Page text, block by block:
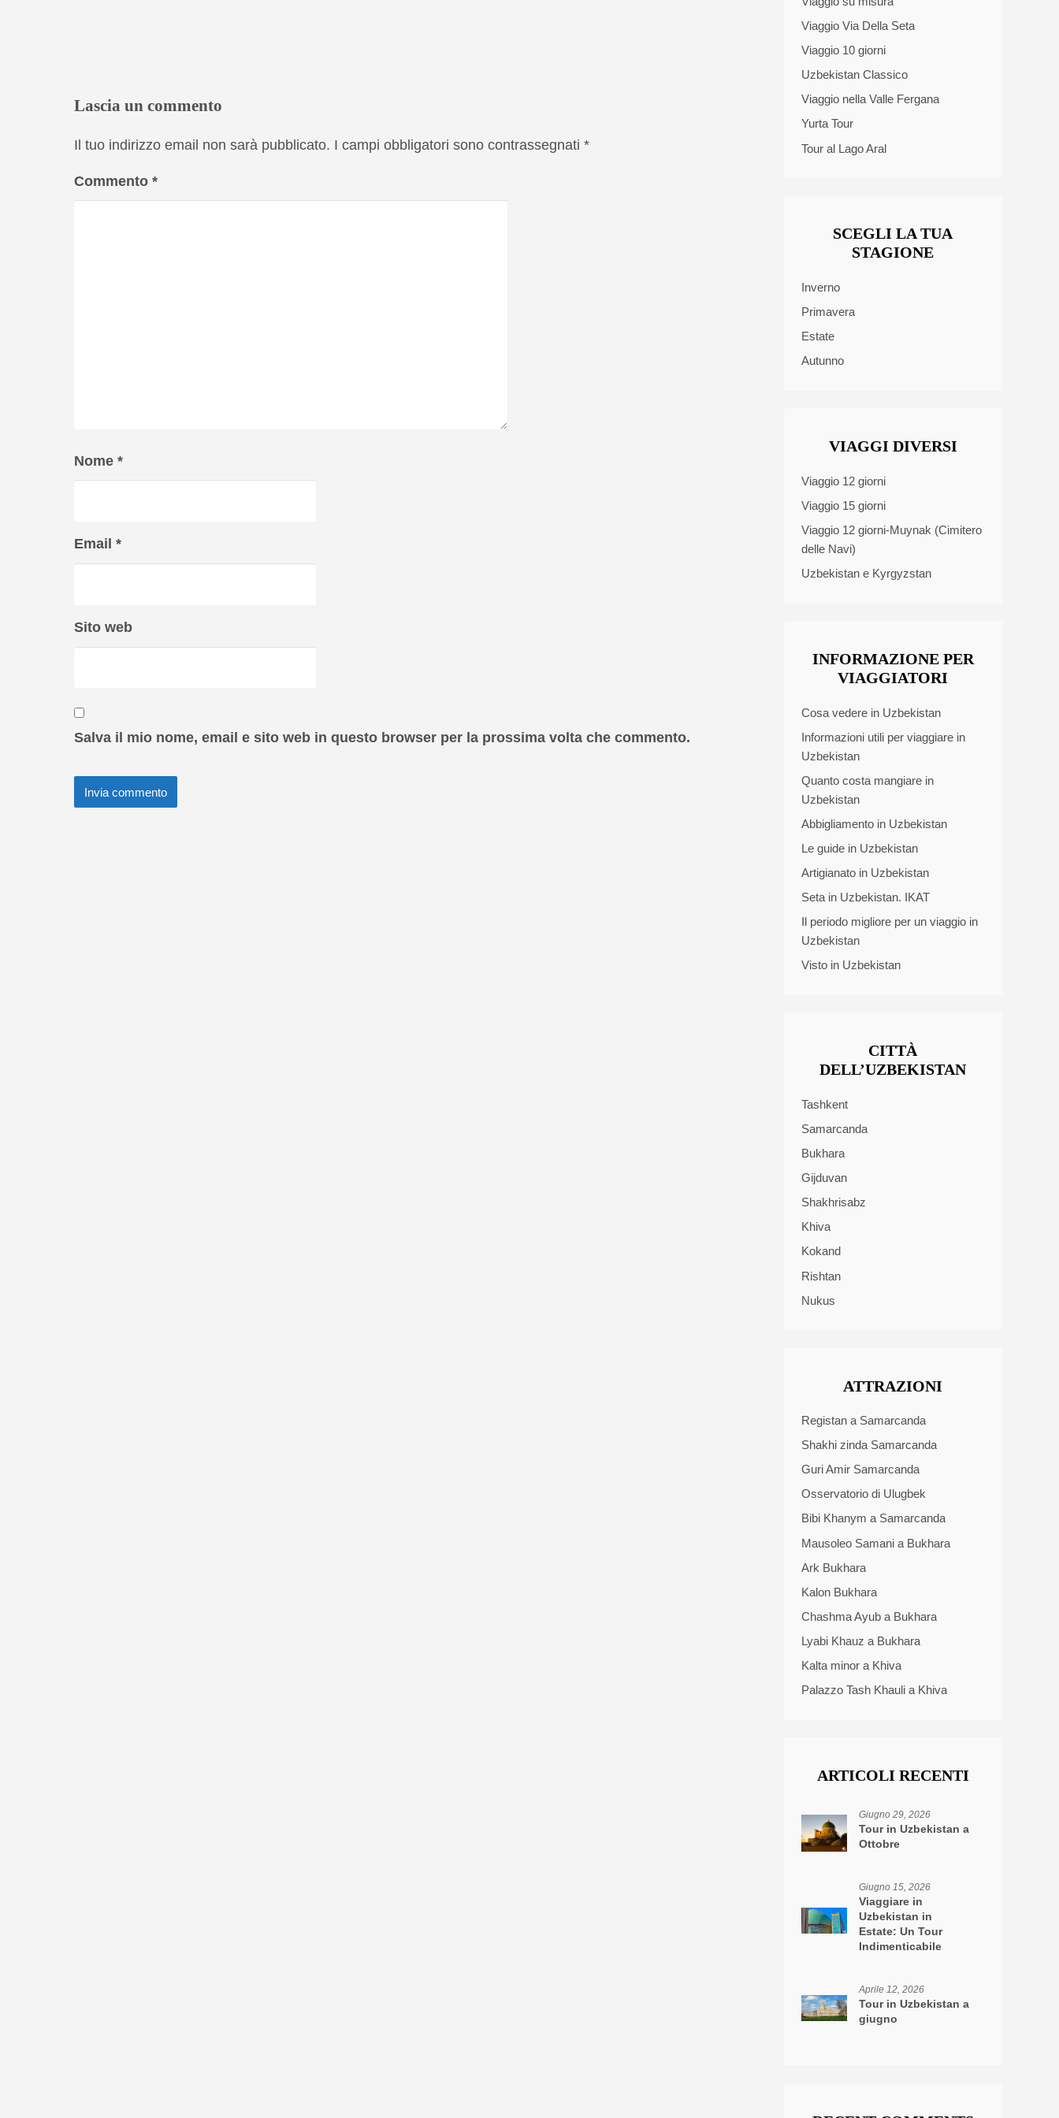
Lascia un commento
Il tuo indirizzo email non sarà pubblicato. I campi obbligatori sono contrassegnati *
Commento *
Nome *
Email *
Sito web
Salva il mio nome, email e sito web in questo browser per la prossima volta che commento.
Viaggio Via Della Seta
Viaggio 10 giorni
Uzbekistan Classico
Viaggio nella Valle Fergana
Yurta Tour
Tour al Lago Aral
SCEGLI LA TUA
STAGIONE
Inverno
Primavera
Estate
Autunno
VIAGGI DIVERSI
Viaggio 12 giorni
Viaggio 15 giorni
Viaggio 12 giorni-Muynak (Cimitero
delle Navi)
Uzbekistan e Kyrgyzstan
INFORMAZIONE PER
VIAGGIATORI
Cosa vedere in Uzbekistan
Informazioni utili per viaggiare in
Uzbekistan
Quanto costa mangiare in
Uzbekistan
Abbigliamento in Uzbekistan
Le guide in Uzbekistan
Artigianato in Uzbekistan
Seta in Uzbekistan. IKAT
Il periodo migliore per un viaggio in
Uzbekistan
Visto in Uzbekistan
CITTÀ
DELL’UZBEKISTAN
Tashkent
Samarcanda
Bukhara
Gijduvan
Shakhrisabz
Khiva
Kokand
Rishtan
Nukus
ATTRAZIONI
Registan a Samarcanda
Shakhi zinda Samarcanda
Guri Amir Samarcanda
Osservatorio di Ulugbek
Bibi Khanym a Samarcanda
Mausoleo Samani a Bukhara
Ark Bukhara
Kalon Bukhara
Chashma Ayub a Bukhara
Lyabi Khauz a Bukhara
Kalta minor a Khiva
Palazzo Tash Khauli a Khiva
ARTICOLI RECENTI
Giugno 29, 2026
Tour in Uzbekistan a
Ottobre
Giugno 15, 2026
Viaggiare in
Uzbekistan in
Estate: Un Tour
Indimenticabile
Aprile 12, 2026
Tour in Uzbekistan a
giugno